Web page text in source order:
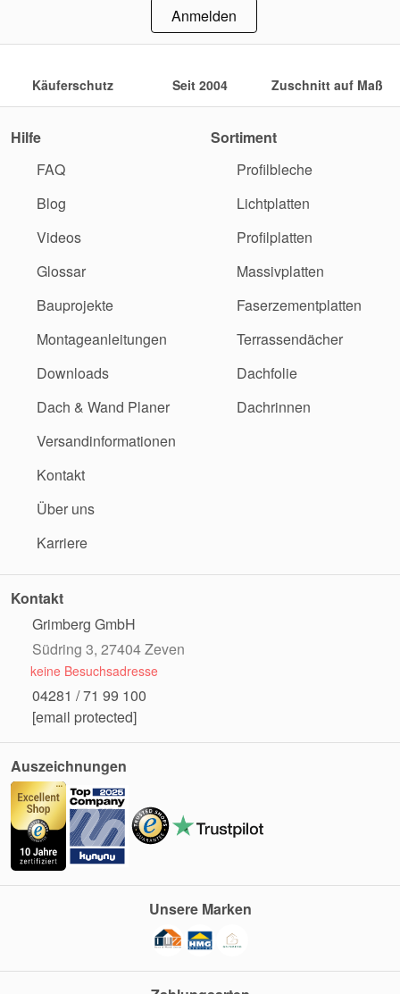
Anmelden
Käuferschutz Seit 2004 Zuschnitt auf Maß
Hilfe
FAQ
Blog
Videos
Glossar
Bauprojekte
Montageanleitungen
Downloads
Dach & Wand Planer
Versandinformationen
Kontakt
Über uns
Karriere
Sortiment
Profilbleche
Lichtplatten
Profilplatten
Massivplatten
Faserzementplatten
Terrassendächer
Dachfolie
Dachrinnen
Kontakt
Grimberg GmbH
Südring 3, 27404 Zeven
keine Besuchsadresse
04281 / 71 99 100
[email protected]
Auszeichnungen
Unsere Marken